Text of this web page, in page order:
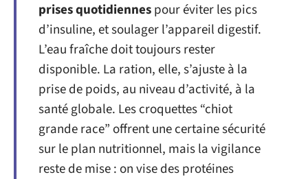
prises quotidiennespour éviter les pics
d’insuline, et soulager l’appareil digestif.
L’eau fraîche doit toujours rester
disponible. La ration, elle, s’ajuste à la
prise de poids, au niveau d’activité, à la
santé globale. Les croquettes “chiot
grande race” offrent une certaine sécurité
sur le plan nutritionnel, mais la vigilance
reste de mise : on vise des protéines